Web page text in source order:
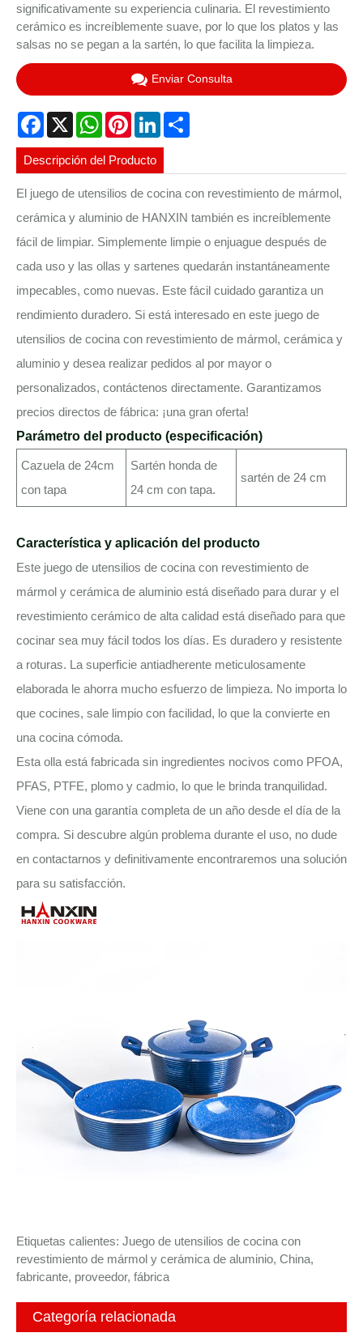
significativamente su experiencia culinaria. El revestimiento
cerámico es increíblemente suave, por lo que los platos y las
salsas no se pegan a la sartén, lo que facilita la limpieza.
Enviar Consulta
Facebook
X WhatsAppPinterestLinkedIn
Descripción del Producto
El juego de utensilios de cocina con revestimiento de mármol,
cerámica y aluminio de HANXIN también es increíblemente
fácil de limpiar. Simplemente limpie o enjuague después de
cada uso y las ollas y sartenes quedarán instantáneamente
impecables, como nuevas. Este fácil cuidado garantiza un
rendimiento duradero. Si está interesado en este juego de
utensilios de cocina con revestimiento de mármol, cerámica y
aluminio y desea realizar pedidos al por mayor o
personalizados, contáctenos directamente. Garantizamos
precios directos de fábrica: ¡una gran oferta!
Parámetro del producto (especificación)
Cazuela de 24cm
con tapa
Sartén honda de
24 cm con tapa.
sartén de 24 cm
Característica y aplicación del producto
Este juego de utensilios de cocina con revestimiento de
mármol y cerámica de aluminio está diseñado para durar y el
revestimiento cerámico de alta calidad está diseñado para que
cocinar sea muy fácil todos los días. Es duradero y resistente
a roturas. La superficie antiadherente meticulosamente
elaborada le ahorra mucho esfuerzo de limpieza. No importa lo
que cocines, sale limpio con facilidad, lo que la convierte en
una cocina cómoda.
Esta olla está fabricada sin ingredientes nocivos como PFOA,
PFAS, PTFE, plomo y cadmio, lo que le brinda tranquilidad.
Viene con una garantía completa de un año desde el día de la
compra. Si descubre algún problema durante el uso, no dude
en contactarnos y definitivamente encontraremos una solución
para su satisfacción.
Etiquetas calientes: Juego de utensilios de cocina con
revestimiento de mármol y cerámica de aluminio, China,
fabricante, proveedor, fábrica
Categoría relacionada